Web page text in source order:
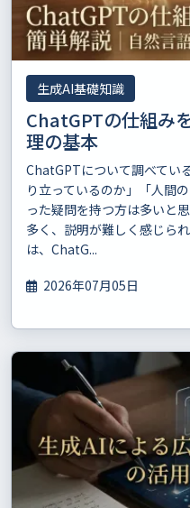
生成AI基礎知識
ChatGPTの仕組み
理の基本
ChatGPTについて調べてい
り立っているのか」「人間
った疑問を持つ方は多いと
多く、説明が難しく感じら
は、ChatG...
2026年07月05日